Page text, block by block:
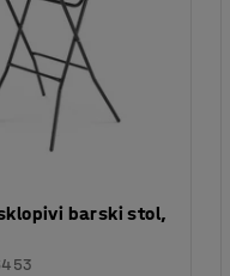
barski stol,